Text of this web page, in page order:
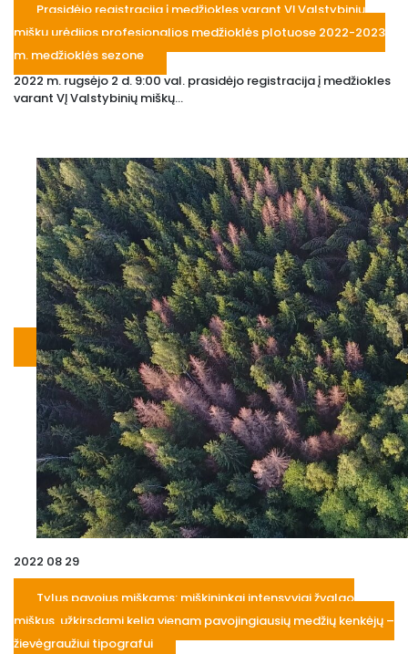
Prasidėjo registracija į medžiokles varant VĮ Valstybinių
miškų urėdijos profesionalios medžioklės plotuose 2022-2023
m. medžioklės sezone
2022 m. rugsėjo 2 d. 9:00 val. prasidėjo registracija į medžiokles
varant VĮ Valstybinių miškų...
2022 08 29
Tylus pavojus miškams: miškininkai intensyviai žvalgo
miškus, užkirsdami kelią vienam pavojingiausių medžių kenkėjų –
žievėgraužiui tipografui